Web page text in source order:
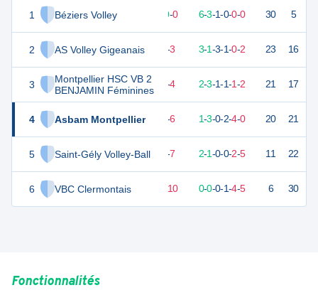
1 Béziers Volley
2 AS Volley Gigeanais
3
Montpellier HSC VB 2
BENJAMIN Féminines
4 Asbam Montpellier
5 Saint-Gély Volley-Ball
6 VBC Clermontais
29 10-0 6-3-1-0-0-0 30 5
19 10 -3 3-1-3-1-0-2 23 16
18 10 -4 2-3-1-1-1-2 21 17
14 10 -6 1-3-0-2-4-0 20 21
9 10 -7 2-1-0-0-2-5 11 22
1 10 0-0-0-1-4-5 6 30
Fonctionnalités